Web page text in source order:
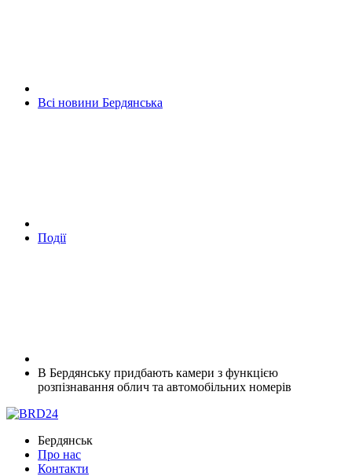
Всі новини Бердянська
Події
В Бердянську придбають камери з функцією
розпізнавання облич та автомобільних номерів
Бердянськ
Про нас
Контакти